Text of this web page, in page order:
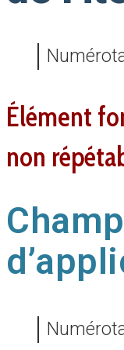
élément fondamental. élément
non
Champ